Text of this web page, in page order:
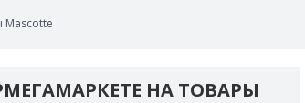
Mascotte
НА ТОВАРЫ